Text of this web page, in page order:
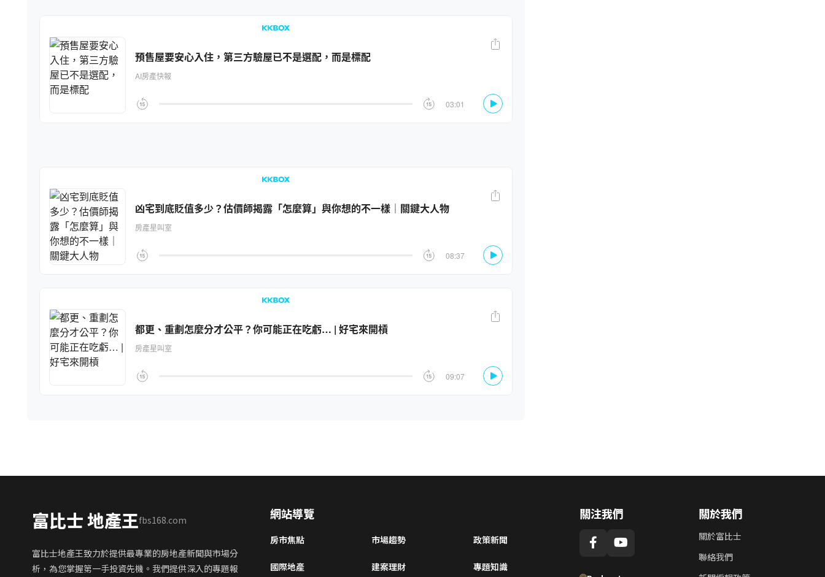
富比士 地產王fbs168.com
富比士地產王致力於提供最專業的房地產新聞與市場分
析，為您掌握第一手投資先機。我們提供深入的專題報
網站導覽
房市焦點 市場趨勢 政策新聞
國際地產 建案理財 專題知識
關注我們 關於我們
關於富比士
聯絡我們